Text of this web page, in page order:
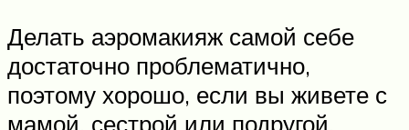
Делать аэромакияж самой себе
достаточно проблематично,
поэтому хорошо, если вы живете с
мамой, сестрой или подругой,